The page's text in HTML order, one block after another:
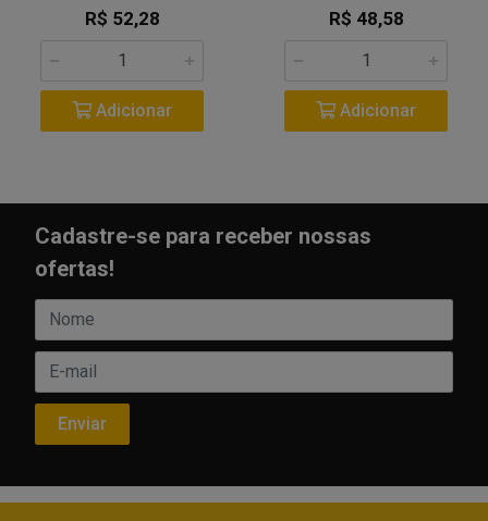
R$ 52,28
Adicionar
R$ 48,58
Adicionar
Cadastre-se para receber nossas
ofertas!